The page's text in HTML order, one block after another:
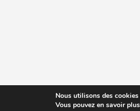
Nous utilisons des
Vous pouvez en savoir